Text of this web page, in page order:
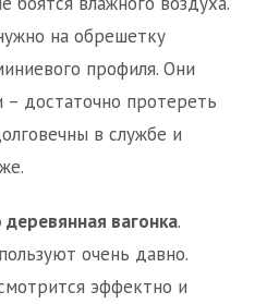
на обрешетку
профиля. Они
достаточно протереть
в службе и
вагонка.
очень давно.
эффектно и